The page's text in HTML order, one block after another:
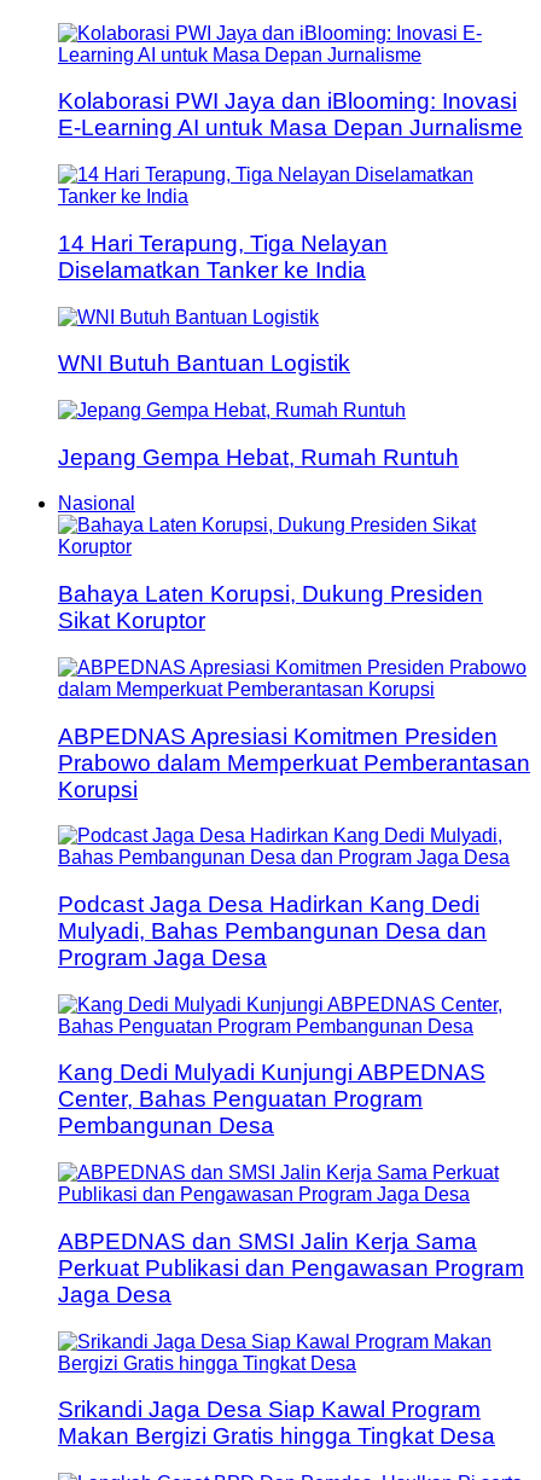
Kolaborasi PWI Jaya dan iBlooming: Inovasi
E-Learning AI untuk Masa Depan Jurnalisme
14 Hari Terapung, Tiga Nelayan
Diselamatkan Tanker ke India
WNI Butuh Bantuan Logistik
Jepang Gempa Hebat, Rumah Runtuh
Nasional
Bahaya Laten Korupsi, Dukung Presiden
Sikat Koruptor
ABPEDNAS Apresiasi Komitmen Presiden
Prabowo dalam Memperkuat Pemberantasan
Korupsi
Podcast Jaga Desa Hadirkan Kang Dedi
Mulyadi, Bahas Pembangunan Desa dan
Program Jaga Desa
Kang Dedi Mulyadi Kunjungi ABPEDNAS
Center, Bahas Penguatan Program
Pembangunan Desa
ABPEDNAS dan SMSI Jalin Kerja Sama
Perkuat Publikasi dan Pengawasan Program
Jaga Desa
Srikandi Jaga Desa Siap Kawal Program
Makan Bergizi Gratis hingga Tingkat Desa